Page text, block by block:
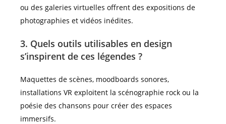
ou des galeries virtuelles offrent des expositions de
photographies et vidéos inédites.
3. Quels outils utilisables en design
s’inspirent de ces légendes ?
Maquettes de scènes, moodboards sonores,
installations VR exploitent la scénographie rock ou la
poésie des chansons pour créer des espaces
immersifs.